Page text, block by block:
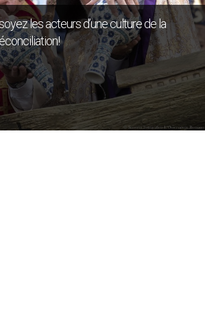
les acteurs d’une culture de la